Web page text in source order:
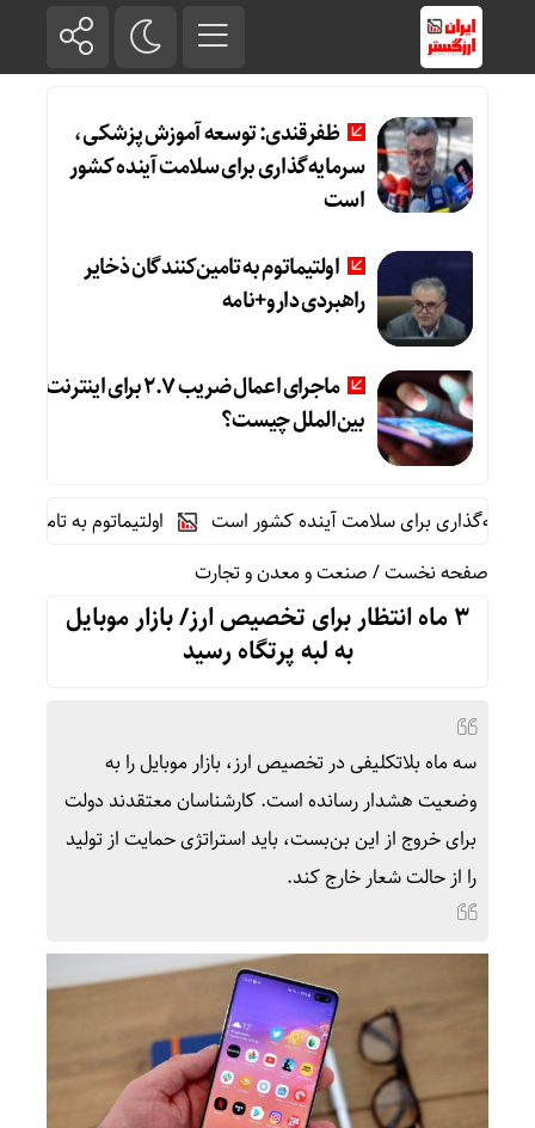
ظفرقندی: توسعه آموزش پزشکی،
سرمایه‌گذاری برای سلامت آینده کشور
است
اولتیماتوم به تامین‌کنندگان ذخایر
راهبردی دارو+نامه
ماجرای اعمال ضریب ۲.۷ برای اینترنت
بین‌الملل چیست؟
برای سلامت آینده کشور است
اولتیماتوم به
صفحه نخست/صنعت و معدن و تجارت
۳ ماه انتظار برای تخصیص ارز/ بازار موبایل
به لبه پرتگاه رسید
سه ماه بلاتکلیفی در تخصیص ارز، بازار موبایل را به
وضعیت هشدار رسانده است. کارشناسان معتقدند دولت
برای خروج از این بن‌بست، باید استراتژی حمایت از تولید
را از حالت شعار خارج کند.